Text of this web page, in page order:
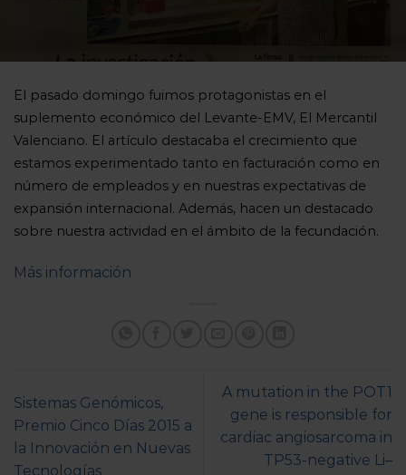
El pasado domingo fuimos protagonistas en el
suplemento económico del Levante-EMV, El Mercantil
Valenciano. El artículo destacaba el crecimiento que
estamos experimentado tanto en facturación como en
número de empleados y en nuestras expectativas de
expansión internacional. Además, hacen un destacado
sobre nuestra actividad en el ámbito de la fecundación.
Más información
Sistemas Genómicos,
Premio Cinco Días 2015 a
la Innovación en Nuevas
Tecnologías
A mutation in the POT1
gene is responsible for
cardiac angiosarcoma in
TP53-negative Li–